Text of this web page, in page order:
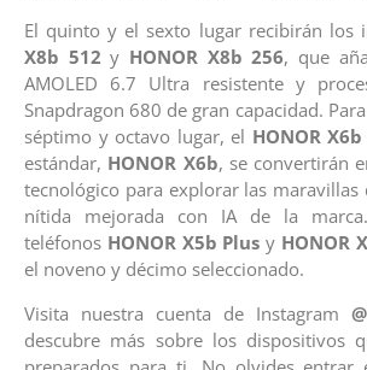
El quinto y el sexto lugar recibirán los
X8b 512 y HONOR X8b 256, que
AMOLED 6.7 Ultra resistente y
Snapdragon 680 de gran capacidad.
séptimo y octavo lugar, el HONOR
estándar, HONOR X6b, se convertirán
tecnológico para explorar las maravillas
nítida mejorada con IA de la
teléfonos HONOR X5b Plus y HONOR
el noveno y décimo seleccionado.
Visita nuestra cuenta de Instagram
descubre más sobre los dispositivos